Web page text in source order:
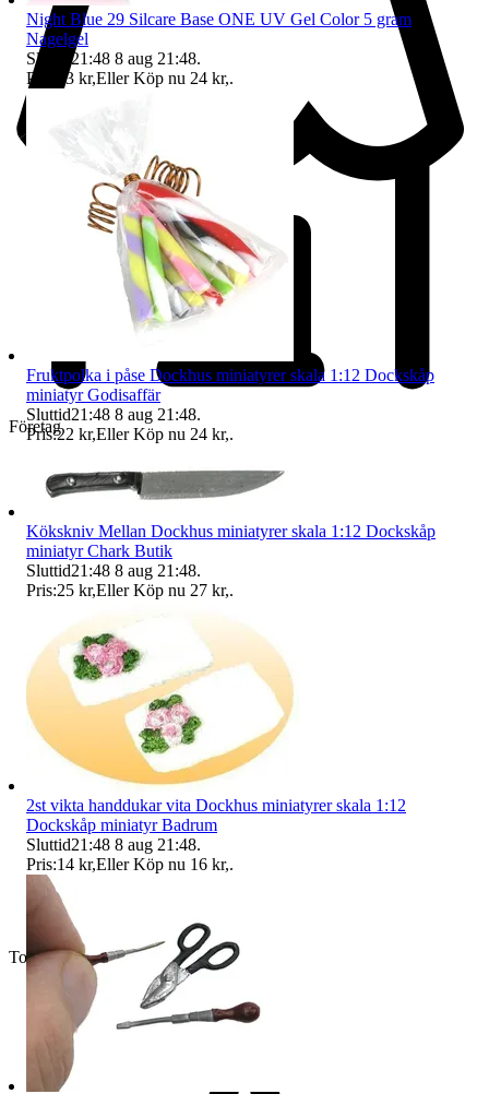
Företag
Toppsäljare
Night Blue 29 Silcare Base ONE UV Gel Color 5 gram
Nagelgel
Sluttid 21:48 8 aug 21:48.
Pris:
23 kr,Eller Köp nu 24 kr,.
Fruktpolka i påse Dockhus miniatyrer skala 1:12 Dockskåp
miniatyr Godisaffär
Sluttid21:48 8 aug 21:48.
Pris:22 kr,Eller Köp nu 24 kr,.
Kökskniv Mellan Dockhus miniatyrer skala 1:12 Dockskåp
miniatyr Chark Butik
Sluttid21:48 8 aug 21:48.
Pris:25 kr,Eller Köp nu 27 kr,.
2st vikta handdukar vita Dockhus miniatyrer skala 1:12
Dockskåp miniatyr Badrum
Sluttid21:48 8 aug 21:48.
Pris:14 kr,Eller Köp nu 16 kr,.